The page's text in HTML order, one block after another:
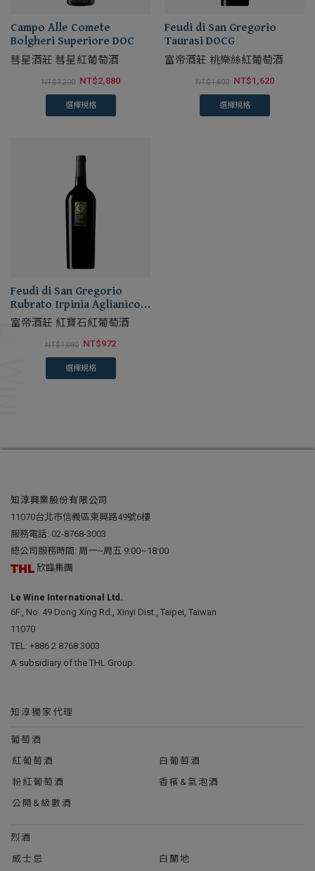
Campo Alle Comete
Bolgheri Superiore DOC
彗星酒莊 彗星紅葡萄酒
NT$3,200 NT$2,880
選擇規格
Feudi di San Gregorio
Taurasi DOCG
富帝酒莊 桃樂絲紅葡萄酒
NT$1,800 NT$1,620
選擇規格
Feudi di San Gregorio
Rubrato Irpinia Aglianico
DOC
富帝酒莊 紅寶石紅葡萄酒
NT$1,080 NT$972
選擇規格
知淳興業股份有限公司
11070台北市信義區東興路49號6樓
服務電話: 02-8768-3003
總公司服務時間: 周一~周五 9:00~18:00
欣臨集團
Le Wine International Ltd.
6F., No. 49 Dong Xing Rd., Xinyi Dist., Taipei, Taiwan
11070
TEL: +886 2 8768 3003
A subsidiary of the THL Group.
知淳獨家代理
葡萄酒
紅葡萄酒
白葡萄酒
粉紅葡萄酒
香檳&氣泡酒
公開&級數酒
烈酒
威士忌
白蘭地